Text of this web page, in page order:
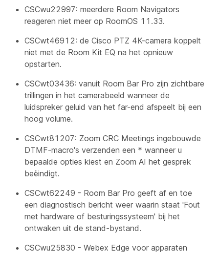
CSCwu22997: meerdere Room Navigators
reageren niet meer op RoomOS 11.33.
CSCwt46912: de Cisco PTZ 4K-camera koppelt
niet met de Room Kit EQ na het opnieuw
opstarten.
CSCwt03436: vanuit Room Bar Pro zijn zichtbare
trillingen in het camerabeeld wanneer de
luidspreker geluid van het far-end afspeelt bij een
hoog volume.
CSCwt81207: Zoom CRC Meetings ingebouwde
DTMF-macro's verzenden een * wanneer u
bepaalde opties kiest en Zoom AI het gesprek
beëindigt.
CSCwt62249 - Room Bar Pro geeft af en toe
een diagnostisch bericht weer waarin staat 'Fout
met hardware of besturingssysteem' bij het
ontwaken uit de stand-bystand.
CSCwu25830 - Webex Edge voor apparaten